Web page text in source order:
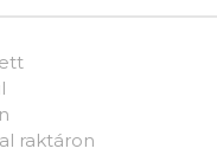
raktáron